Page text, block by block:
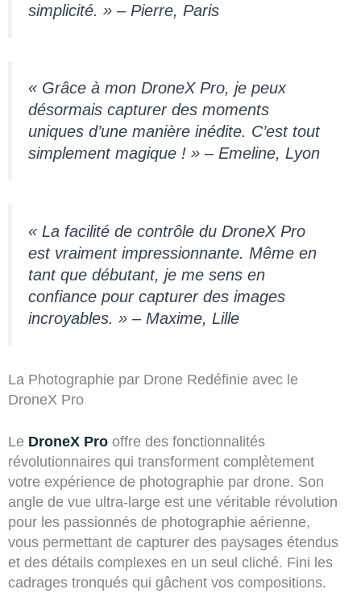
simplicité. » – Pierre, Paris
« Grâce à mon DroneX Pro, je peux
désormais capturer des moments
uniques d’une manière inédite. C’est tout
simplement magique ! » – Emeline, Lyon
« La facilité de contrôle du DroneX Pro
est vraiment impressionnante. Même en
tant que débutant, je me sens en
confiance pour capturer des images
incroyables. » – Maxime, Lille
La Photographie par Drone Redéfinie avec le
DroneX Pro
Le DroneX Prooffre des fonctionnalités
révolutionnaires qui transforment complètement
votre expérience de photographie par drone. Son
angle de vue ultra-large est une véritable révolution
pour les passionnés de photographie aérienne,
vous permettant de capturer des paysages étendus
et des détails complexes en un seul cliché. Fini les
cadrages tronqués qui gâchent vos compositions.